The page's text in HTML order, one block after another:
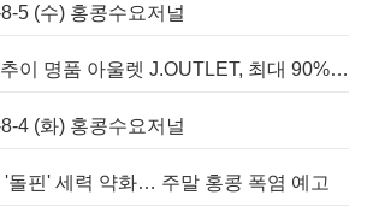
5 (수) 홍콩수요저널
[세일정보] 침사추이 명품 아울렛 J.OUTLET, 최대 90% 빅 세일 진행
4 (화) 홍콩수요저널
'돌핀' 세력 약화… 주말 홍콩 폭염 예고